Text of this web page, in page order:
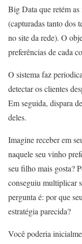
Big Data que retém
(capturadas tanto dos
no site da rede). O
preferências de cada
O sistema faz
detectar os clientes
Em seguida, dispara
deles.
Imagine receber em
naquele seu vinho
seu filho mais gosta?
conseguiu multiplicar
pergunta é: por que
estratégia parecida?
Você poderia